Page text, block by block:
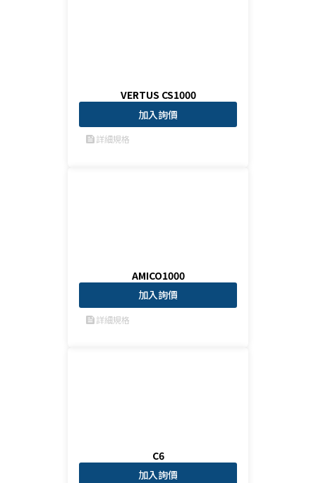
VERTUS CS1000
加入詢價
feed詳細規格
AMICO1000
加入詢價
feed詳細規格
C6
加入詢價